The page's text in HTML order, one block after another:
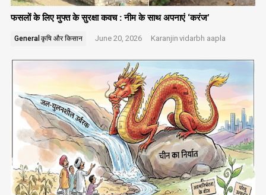
फसलों के लिए मुफ्त के सुरक्षा कवच : नीम के साथ अपनाएं ‘करंज’
General कृषि और किसान June 20, 2026 Karanjin vidarbh aapla